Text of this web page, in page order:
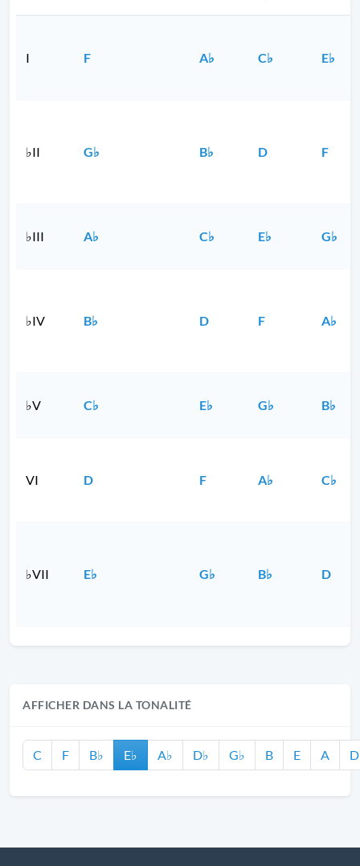
I F A♭ C♭ E♭
♭II G♭ B♭ D F
♭III A♭ C♭ E♭ G♭
♭IV B♭ D F A♭
♭V C♭ E♭ G♭ B♭
VI D F A♭ C♭
♭VII E♭ G♭ B♭ D
AFFICHER DANS LA TONALITÉ
C F B♭ E♭ A♭ D♭ G♭ B E A D